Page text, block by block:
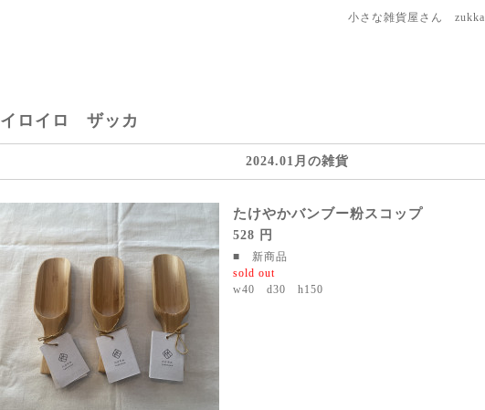
小さな雑貨屋さん zukka
イロイロ ザッカ
2024.01月の雑貨
たけやかバンブー粉スコップ
528 円
■ 新商品
sold out
w40 d30 h150